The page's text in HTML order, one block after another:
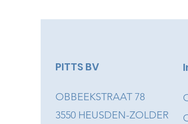
PITTS BV
OBBEEKSTRAAT 78
3550 HEUSDEN-ZOLDER